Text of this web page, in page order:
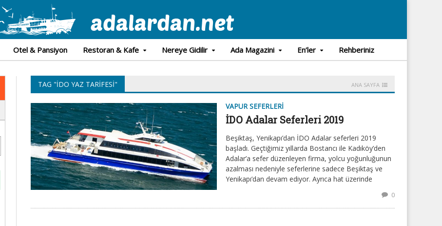
Otel & Pansiyon Restoran & Kafe Nereye Gidilir Ada Magazini En’ler Rehberiniz
TAG "İDO YAZ TARIFESI" ANA SAYFA
VAPUR SEFERLERI
İDO Adalar Seferleri 2019
Beşiktaş, Yenikapı’dan İDO Adalar seferleri 2019
başladı. Geçtiğimiz yıllarda Bostancı ile Kadıköy’den
Adalar’a sefer düzenleyen firma, yolcu yoğunluğunun
azalması nedeniyle seferlerine sadece Beşiktaş ve
Yenikapı’dan devam ediyor. Ayrıca hat üzerinde
0